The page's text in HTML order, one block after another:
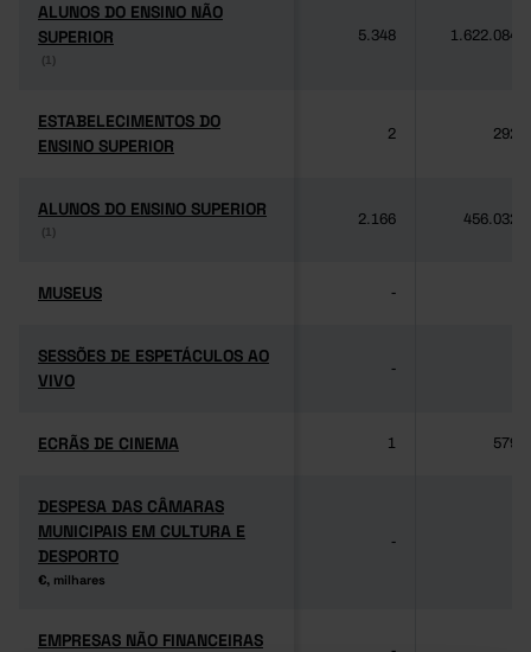
ALUNOS DO ENSINO NÃO
SUPERIOR
(1)
ALUNOS DO ENSINO NÃO
SUPERIOR
(1)
5.348 1.622.084
ESTABELECIMENTOS DO
ENSINO SUPERIOR
ESTABELECIMENTOS DO
ENSINO SUPERIOR
2 292
ALUNOS DO ENSINO SUPERIOR
(1)
ALUNOS DO ENSINO SUPERIOR
(1)
2.166 456.032
MUSEUS
MUSEUS -
SESSÕES DE ESPETÁCULOS AO
VIVO
SESSÕES DE ESPETÁCULOS AO
VIVO
-
ECRÃS DE CINEMA
ECRÃS DE CINEMA 1 579
DESPESA DAS CÂMARAS
MUNICIPAIS EM CULTURA E
DESPORTO
€, milhares
DESPESA DAS CÂMARAS
MUNICIPAIS EM CULTURA E
DESPORTO
€, milhares
-
EMPRESAS NÃO FINANCEIRAS
EMPRESAS NÃO FINANCEIRAS